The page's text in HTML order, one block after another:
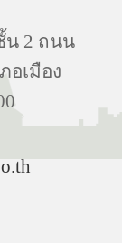
น 2 ถนน
อเมือง